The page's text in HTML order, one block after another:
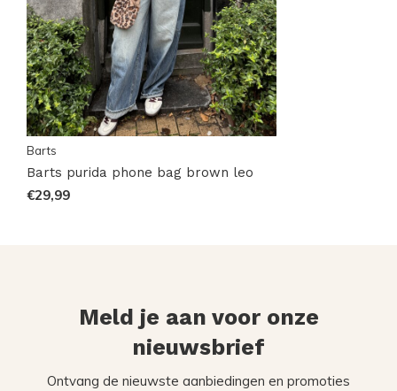
Barts
Barts purida phone bag brown leo
€29,99
Meld je aan voor onze
nieuwsbrief
Ontvang de nieuwste aanbiedingen en promoties